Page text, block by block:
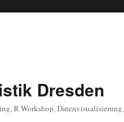
Dresden
R Workshop,